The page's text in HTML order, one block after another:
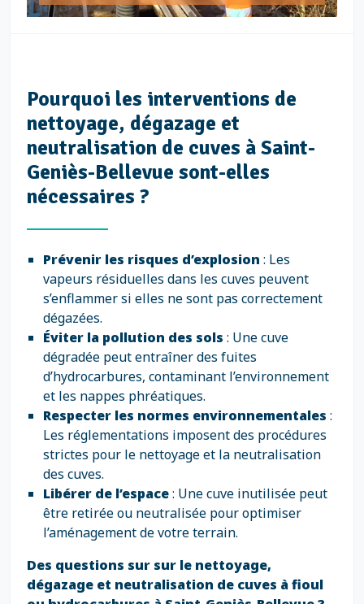
Pourquoi les interventions de
nettoyage, dégazage et
neutralisation de cuves à Saint-
Geniès-Bellevue sont-elles
nécessaires ?
Prévenir les risques d’explosion : Les
vapeurs résiduelles dans les cuves peuvent
s’enflammer si elles ne sont pas correctement
dégazées.
Éviter la pollution des sols : Une cuve
dégradée peut entraîner des fuites
d’hydrocarbures, contaminant l’environnement
et les nappes phréatiques.
Respecter les normes environnementales :
Les réglementations imposent des procédures
strictes pour le nettoyage et la neutralisation
des cuves.
Libérer de l’espace: Une cuve inutilisée peut
être retirée ou neutralisée pour optimiser
l’aménagement de votre terrain.
Des questions sur sur le nettoyage,
dégazage et neutralisation de cuves à fioul